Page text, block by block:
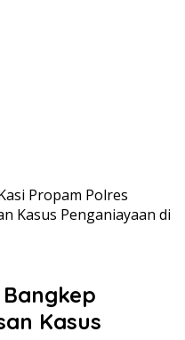
Propam Polres
Kasus Penganiayaan di
Kasus